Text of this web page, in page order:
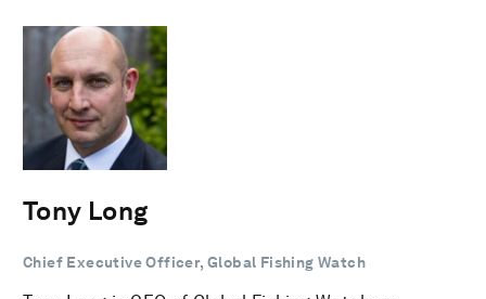
Tony Long
Chief Executive Officer, Global Fishing Watch